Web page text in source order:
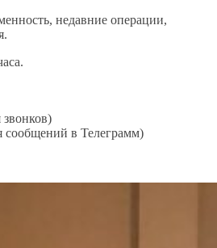
недавние операции,
звонков)
сообщений в Телеграмм)